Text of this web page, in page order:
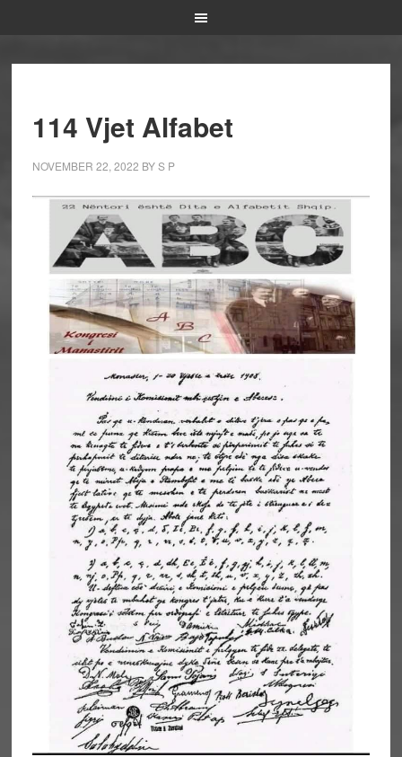
114 Vjet Alfabet
NOVEMBER 22, 2022 BYS P